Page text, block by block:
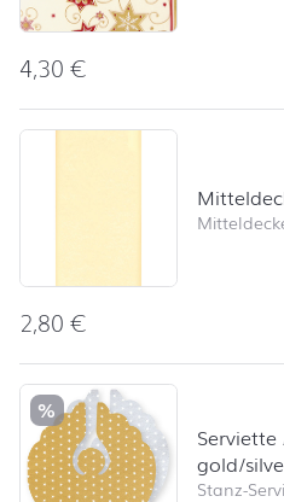
4,30€
2,80€
%
gold/
Stanz-